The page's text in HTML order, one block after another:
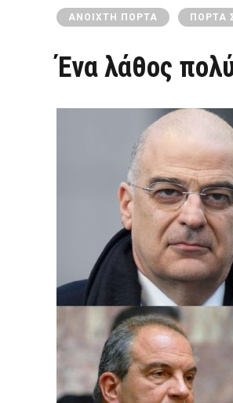
ΑΝΟΙΧΤΉ ΠΌΡΤΑ ΠΌΡΤΑ
Ένα λάθος